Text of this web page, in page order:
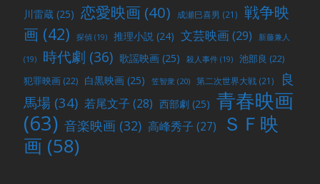
川雷蔵 (25) 恋愛映画 (40) 成瀬巳喜男 (21)
戦争映
画 (42) 探偵 (19) 推理小説 (24) 文芸映画(29) 新藤兼人
(19) 時代劇 (36) 歌謡映画 (25) 殺人事件 (19) 池部良 (22)
犯罪映画 (22) 白黒映画 (25) 笠智衆 (20) 第二次世界大戦 (21)
良
馬場 (34) 若尾文子 (28) 西部劇 (25) 青春映画
(63) 音楽映画 (32) 高峰秀子 (27)
ＳＦ映
画 (58)